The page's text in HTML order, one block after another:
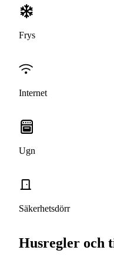
Frys
Internet
Ugn
Säkerhetsdörr
Husregler och